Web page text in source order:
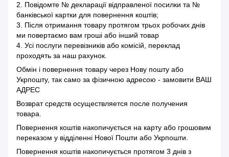
2. Повідомте № декларації відправленої посилки та №
банківської картки для повернення коштів;
3. Після отримання товару протягом трьох робочих днів
ми повертаємо вам гроші або інший товар
4. Усі послуги перевізників або комісій, переклад
проходять за наш рахунок.
Обмін і повернення товару через Нову пошту або
Укрпошту, так само за фізичною адресою - замовити ВАШ
АДРЕС
Возврат средств осуществляется после получения
товара.
Повернення коштів накопичується на карту або грошовим
переказом у відділенні Нової Пошти або Укрпошти.
Повернення коштів накопичується протягом 3 днів з